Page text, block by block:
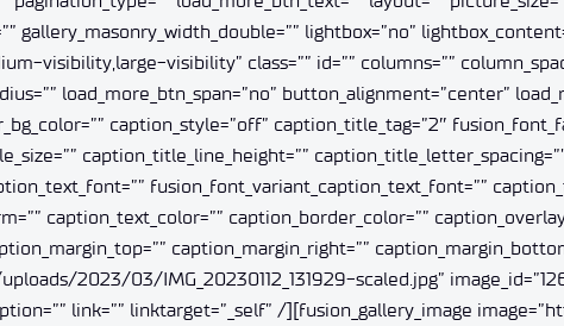
gallery_masonry_width_double=”” lightbox=”no”
visibility,large-visibility” class=”” id=”” columns=””
load_more_btn_span=”no” button_alignment=”center”
caption_style=”off” caption_title_tag=”2″
caption_title_line_height=””
fusion_font_variant_caption_text_font=””
caption_text_color=”” caption_border_color=””
caption_margin_right=””
2023/03/IMG_20230112_131929-scaled.jpg”
link=”” linktarget=”_self” /][fusion_gallery_image